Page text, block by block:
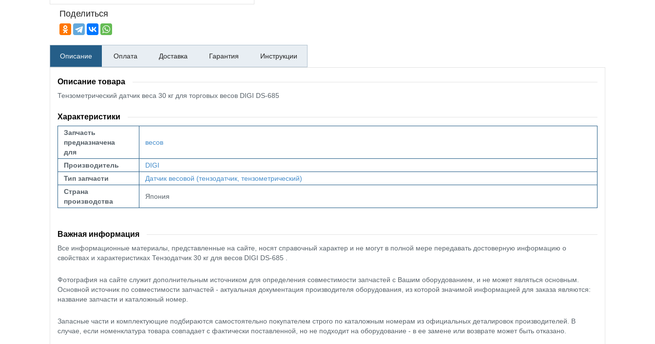
Поделиться
Описание Оплата Доставка Гарантия Инструкции
Описание товара
Тензометрический датчик веса 30 кг для торговых весов DIGI DS-685
Характеристики
Запчасть
предназначена
для
весов
Производитель
DIGI
Тип запчасти
Датчик весовой (тензодатчик, тензометрический)
Страна
производства
Япония
Важная информация
Все информационные материалы, представленные на сайте, носят справочный характер и не могут в полной мере передавать достоверную информацию о
свойствах и характеристиках Тензодатчик 30 кг для весов DIGI DS-685 .
Фотография на сайте служит дополнительным источником для определения совместимости запчастей с Вашим оборудованием, и не может являться основным.
Основной источник по совместимости запчастей - актуальная документация производителя оборудования, из которой значимой информацией для заказа являются:
название запчасти и каталожный номер.
Запасные части и комплектующие подбираются самостоятельно покупателем строго по каталожным номерам из официальных деталировок производителей. В
случае, если номенклатура товара совпадает с фактически поставленной, но не подходит на оборудование - в ее замене или возврате может быть отказано.